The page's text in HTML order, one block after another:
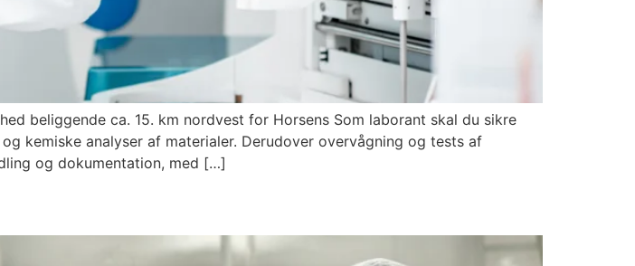
beliggende ca. 15. km nordvest for Horsens Som laborant skal du sikre
kemiske analyser af materialer. Derudover overvågning og tests af
og dokumentation, med […]